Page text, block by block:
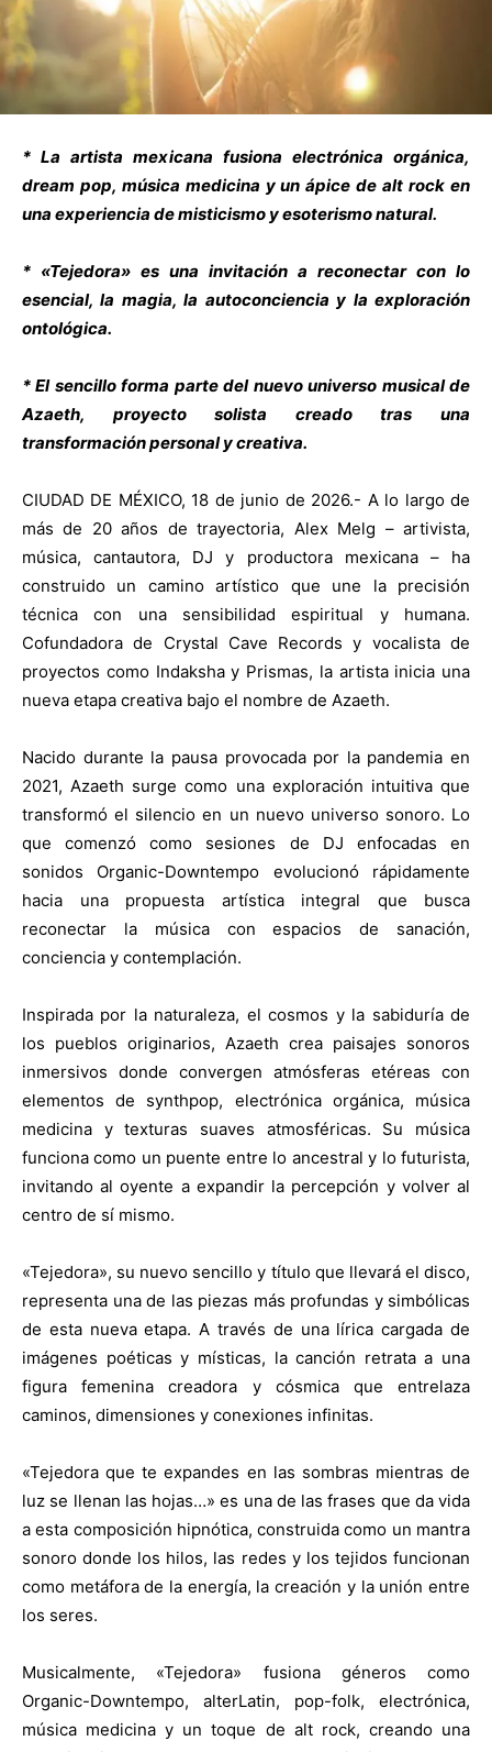
* La artista mexicana fusiona electrónica orgánica,
dream pop, música medicina y un ápice de alt rock en
una experiencia de misticismo y esoterismo natural.
* «Tejedora» es una invitación a reconectar con lo
esencial, la magia, la autoconciencia y la exploración
ontológica.
* El sencillo forma parte del nuevo universo musical de
Azaeth, proyecto solista creado tras una
transformación personal y creativa.
CIUDAD DE MÉXICO, 18 de junio de 2026.- A lo largo de
más de 20 años de trayectoria, Alex Melg – artivista,
música, cantautora, DJ y productora mexicana – ha
construido un camino artístico que une la precisión
técnica con una sensibilidad espiritual y humana.
Cofundadora de Crystal Cave Records y vocalista de
proyectos como Indaksha y Prismas, la artista inicia una
nueva etapa creativa bajo el nombre de Azaeth.
Nacido durante la pausa provocada por la pandemia en
2021, Azaeth surge como una exploración intuitiva que
transformó el silencio en un nuevo universo sonoro. Lo
que comenzó como sesiones de DJ enfocadas en
sonidos Organic-Downtempo evolucionó rápidamente
hacia una propuesta artística integral que busca
reconectar la música con espacios de sanación,
conciencia y contemplación.
Inspirada por la naturaleza, el cosmos y la sabiduría de
los pueblos originarios, Azaeth crea paisajes sonoros
inmersivos donde convergen atmósferas etéreas con
elementos de synthpop, electrónica orgánica, música
medicina y texturas suaves atmosféricas. Su música
funciona como un puente entre lo ancestral y lo futurista,
invitando al oyente a expandir la percepción y volver al
centro de sí mismo.
«Tejedora», su nuevo sencillo y título que llevará el disco,
representa una de las piezas más profundas y simbólicas
de esta nueva etapa. A través de una lírica cargada de
imágenes poéticas y místicas, la canción retrata a una
figura femenina creadora y cósmica que entrelaza
caminos, dimensiones y conexiones infinitas.
«Tejedora que te expandes en las sombras mientras de
luz se llenan las hojas…» es una de las frases que da vida
a esta composición hipnótica, construida como un mantra
sonoro donde los hilos, las redes y los tejidos funcionan
como metáfora de la energía, la creación y la unión entre
los seres.
Musicalmente, «Tejedora» fusiona géneros como
Organic-Downtempo, alterLatin, pop-folk, electrónica,
música medicina y un toque de alt rock, creando una